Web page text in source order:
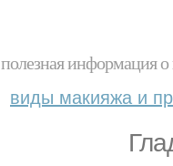
полезная информация
виды макияжа и